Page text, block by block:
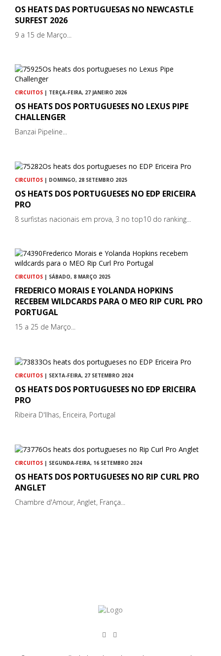
OS HEATS DAS PORTUGUESAS NO NEWCASTLE
SURFEST 2026
9 a 15 de Março...
CIRCUITOS | TERÇA-FEIRA, 27 JANEIRO 2026
OS HEATS DOS PORTUGUESES NO LEXUS PIPE
CHALLENGER
Banzai Pipeline...
CIRCUITOS | DOMINGO, 28 SETEMBRO 2025
OS HEATS DOS PORTUGUESES NO EDP ERICEIRA
PRO
8 surfistas nacionais em prova, 3 no top10 do ranking...
CIRCUITOS | SÁBADO, 8 MARÇO 2025
FREDERICO MORAIS E YOLANDA HOPKINS
RECEBEM WILDCARDS PARA O MEO RIP CURL PRO
PORTUGAL
15 a 25 de Março...
CIRCUITOS | SEXTA-FEIRA, 27 SETEMBRO 2024
OS HEATS DOS PORTUGUESES NO EDP ERICEIRA
PRO
Ribeira D'Ilhas, Ericeira, Portugal
CIRCUITOS | SEGUNDA-FEIRA, 16 SETEMBRO 2024
OS HEATS DOS PORTUGUESES NO RIP CURL PRO
ANGLET
Chambre d'Amour, Anglet, França...